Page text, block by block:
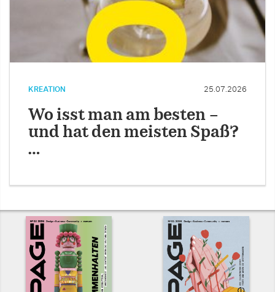
KREATION 25.07.2026
Wo isst man am besten –
und hat den meisten Spaß?
…